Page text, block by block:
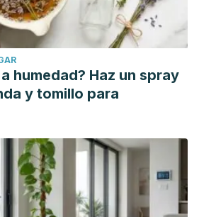
,2(5 Part A), 1–8.
and antifungal profiles of the
L.
Indian J Pharm Sci.
doi:10.4103/0250-474X.95648
L, Xu CF. Effect of dietary fiber on
World J Gastroenterol
A, et al. Fortification of Carica
school meal snacks may aid Africa
a preliminary survey. BMC
. 2018;18(1):327. Published 2018
humedad? Haz un spray
y tomillo para